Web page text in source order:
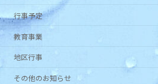
行事予定
教育事業
地区行事
その他のお知らせ